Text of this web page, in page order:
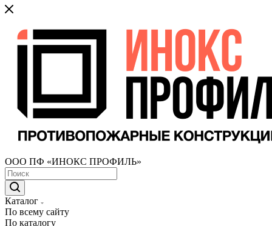
ООО ПФ «ИНОКС ПРОФИЛЬ»
Каталог
По всему сайту
По каталогу